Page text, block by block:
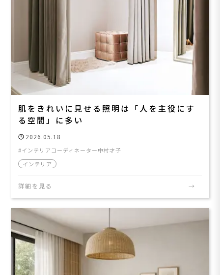
肌をきれいに見せる照明は「人を主役にす
る空間」に多い
2026.05.18
インテリアコーディネーター中村才子
インテリア
詳細を見る